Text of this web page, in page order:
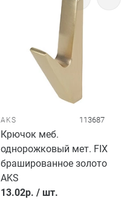
AKS 113687
Крючок меб.
однорожковый мет. FIX
брашированное золото
AKS
13.02р. / шт.